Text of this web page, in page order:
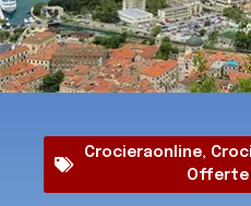
Crocieraonline,
Offerte